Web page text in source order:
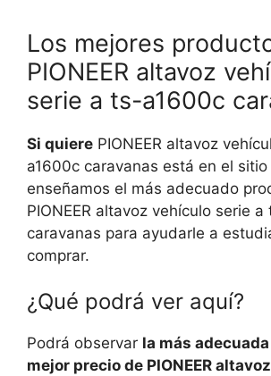
Los mejores
PIONEER altavoz
serie a ts-a1600c
Si quiere PIONEER altavoz
a1600c caravanas está en el
enseñamos el más adecuado
PIONEER altavoz vehículo serie
caravanas para ayudarle a
comprar.
¿Qué podrá ver aquí?
Podrá observar la más
mejor precio de PIONEER